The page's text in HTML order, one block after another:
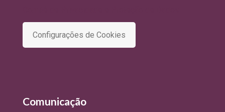
Configurações de Cookies
Comunicação